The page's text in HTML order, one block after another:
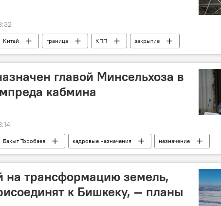
Китай граница КПП закрытие
главой Минсельхоза в
кабмина
Бакыт Торобаев кадровые назначения назначение
на трансформацию земель,
к Бишкеку, — планы